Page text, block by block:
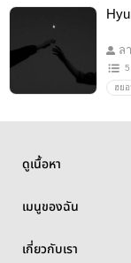
ล
5
ฮย
ดูเนื้อหา
เมนูของฉัน
เกี่ยวกับเรา